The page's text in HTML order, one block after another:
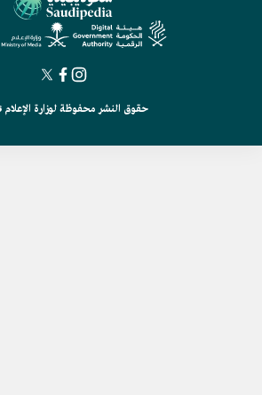
حقوق النشر محفوظة لوزارة الإعلام 2026